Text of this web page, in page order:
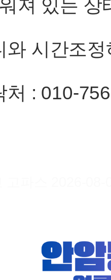
져 있는
와 시간조
처 : 010-